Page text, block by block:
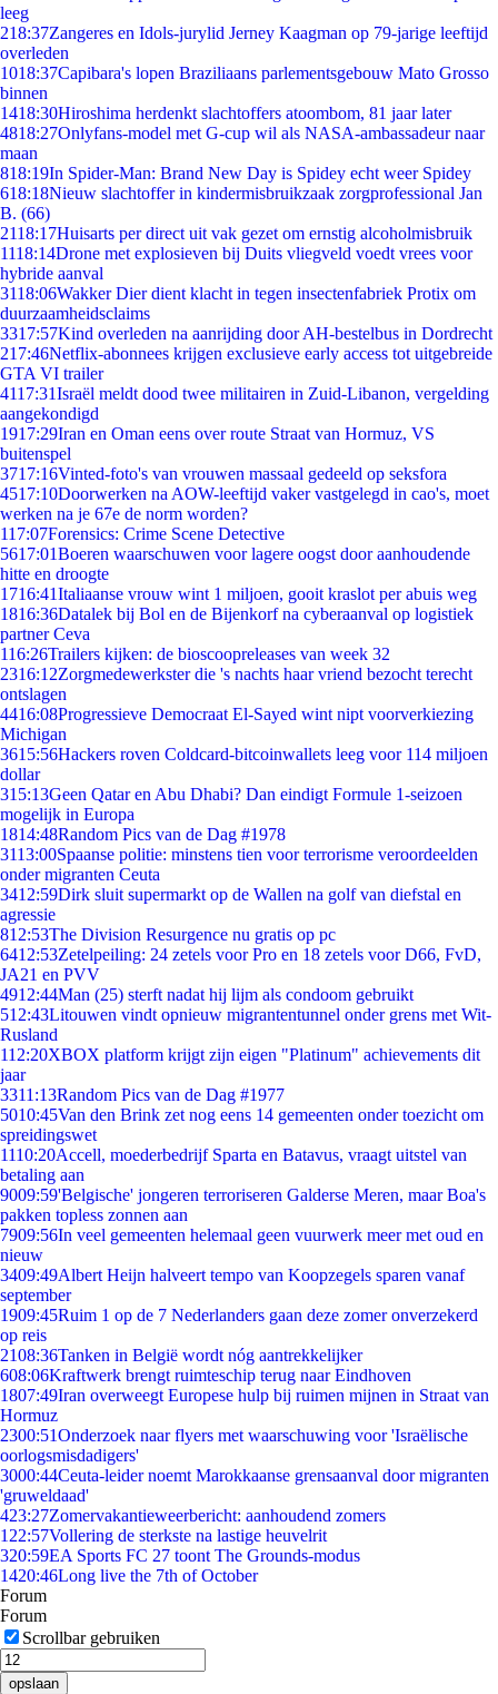
leeg
218:37Zangeres en Idols-jurylid Jerney Kaagman op 79-jarige leeftijd
overleden
1018:37Capibara's lopen Braziliaans parlementsgebouw Mato Grosso
binnen
1418:30Hiroshima herdenkt slachtoffers atoombom, 81 jaar later
4818:27Onlyfans-model met G-cup wil als NASA-ambassadeur naar
maan
818:19In Spider-Man: Brand New Day is Spidey echt weer Spidey
618:18Nieuw slachtoffer in kindermisbruikzaak zorgprofessional Jan
B. (66)
2118:17Huisarts per direct uit vak gezet om ernstig alcoholmisbruik
1118:14Drone met explosieven bij Duits vliegveld voedt vrees voor
hybride aanval
3118:06Wakker Dier dient klacht in tegen insectenfabriek Protix om
duurzaamheidsclaims
3317:57Kind overleden na aanrijding door AH-bestelbus in Dordrecht
217:46Netflix-abonnees krijgen exclusieve early access tot uitgebreide
GTA VI trailer
4117:31Israël meldt dood twee militairen in Zuid-Libanon, vergelding
aangekondigd
1917:29Iran en Oman eens over route Straat van Hormuz, VS
buitenspel
3717:16Vinted-foto's van vrouwen massaal gedeeld op seksfora
4517:10Doorwerken na AOW-leeftijd vaker vastgelegd in cao's, moet
werken na je 67e de norm worden?
117:07Forensics: Crime Scene Detective
5617:01Boeren waarschuwen voor lagere oogst door aanhoudende
hitte en droogte
1716:41Italiaanse vrouw wint 1 miljoen, gooit kraslot per abuis weg
1816:36Datalek bij Bol en de Bijenkorf na cyberaanval op logistiek
partner Ceva
116:26Trailers kijken: de bioscoopreleases van week 32
2316:12Zorgmedewerkster die 's nachts haar vriend bezocht terecht
ontslagen
4416:08Progressieve Democraat El-Sayed wint nipt voorverkiezing
Michigan
3615:56Hackers roven Coldcard-bitcoinwallets leeg voor 114 miljoen
dollar
315:13Geen Qatar en Abu Dhabi? Dan eindigt Formule 1-seizoen
mogelijk in Europa
1814:48Random Pics van de Dag #1978
3113:00Spaanse politie: minstens tien voor terrorisme veroordeelden
onder migranten Ceuta
3412:59Dirk sluit supermarkt op de Wallen na golf van diefstal en
agressie
812:53The Division Resurgence nu gratis op pc
6412:53Zetelpeiling: 24 zetels voor Pro en 18 zetels voor D66, FvD,
JA21 en PVV
4912:44Man (25) sterft nadat hij lijm als condoom gebruikt
512:43Litouwen vindt opnieuw migrantentunnel onder grens met Wit-
Rusland
112:20XBOX platform krijgt zijn eigen "Platinum" achievements dit
jaar
3311:13Random Pics van de Dag #1977
5010:45Van den Brink zet nog eens 14 gemeenten onder toezicht om
spreidingswet
1110:20Accell, moederbedrijf Sparta en Batavus, vraagt uitstel van
betaling aan
9009:59'Belgische' jongeren terroriseren Galderse Meren, maar Boa's
pakken topless zonnen aan
7909:56In veel gemeenten helemaal geen vuurwerk meer met oud en
nieuw
3409:49Albert Heijn halveert tempo van Koopzegels sparen vanaf
september
1909:45Ruim 1 op de 7 Nederlanders gaan deze zomer onverzekerd
op reis
2108:36Tanken in België wordt nóg aantrekkelijker
608:06Kraftwerk brengt ruimteschip terug naar Eindhoven
1807:49Iran overweegt Europese hulp bij ruimen mijnen in Straat van
Hormuz
2300:51Onderzoek naar flyers met waarschuwing voor 'Israëlische
oorlogsmisdadigers'
3000:44Ceuta-leider noemt Marokkaanse grensaanval door migranten
'gruweldaad'
423:27Zomervakantieweerbericht: aanhoudend zomers
1 22:57Vollering de sterkste na lastige heuvelrit
320:59EA Sports FC 27 toont The Grounds-modus
1420:46Long live the 7th of October
Forum
Forum
Scrollbar gebruiken
opslaan